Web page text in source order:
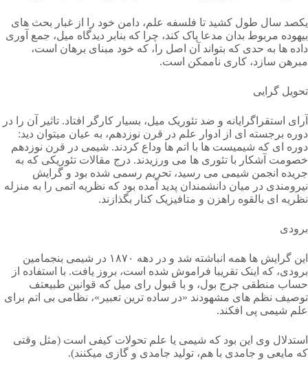
یکصد سال طول کشید تا فلسفه علم، دامن خود را از غبار بحث های
بیهوده مربوط بدان مدعا پاک کند، چرا که بنابر دیدگاه میل، جمع آوری
داده ها به حدی که بتواند آن اصل را، که خود مبنای برهان است،
مبرهن سازد، کاری ناممکن است.
تحویل گرایی
آرای استقراگرایانه و ضد تئوریک میل، بسیار کارگر افتاد. تاثیر آن را در
دوره برجسته ای از ادوار علم در قرن نوزدهم، به عیان میتوان دید:
دوره ای که شیمیست ها با اتم ها وداع کردند. شیمی در قرن نوزدهم
خصومت آشکار با تئوری ها می ورزیدند. درج مقالات تئوریکی که به
جریده انجمن شیمی می رسید، تحریم رسمی شده بود و گرایش
نیرومندی در میان دانشمندان پدید آمده بود که نظریه اتمی را به منزله
نظریه ای بالقوه راهزن و متافیزیک کنار بگذازند.
برودی
این گرایش ها همه انباشته شد و در دهه ۱۸۷۰ در شیمی بنجمامین
برودی، که اینک تقریبا فراموش شده است، بروز یافت. با استفاده از
حساب منطقی جرج بول، و با قبول رای میل که قوانین طبیعتف
توصیف نظم های مشهودند «در ساده ترین تعبیر»، نظامی بی اتم برای
علم شیمی پی افکند.
استدلال وی این بود که شیمی یا علم تحولات کیفی است (مثل وقتی
که مایعی و جامدی با هم، تولید جامدی و گازی میکنند).